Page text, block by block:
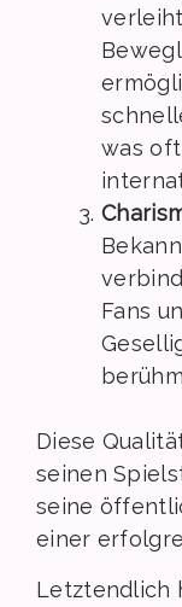
was
Fans
Diese
seinen
seine
einer
Letztendlich